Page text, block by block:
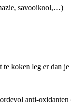
savooikool,…)
koken leg er dan
anti-oxidanten